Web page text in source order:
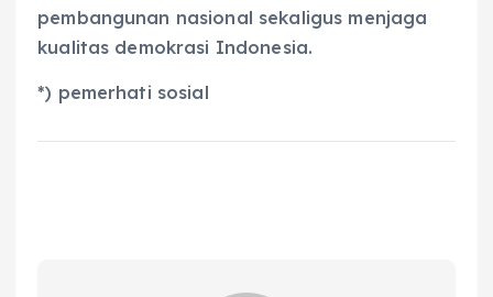
pembangunan nasional sekaligus menjaga
kualitas demokrasi Indonesia.
*) pemerhati sosial